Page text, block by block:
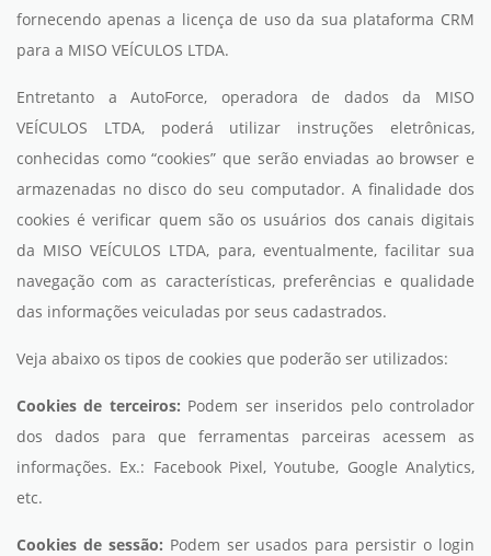
fornecendo apenas a licença de uso da sua plataforma CRM
para a MISO VEÍCULOS LTDA.
Entretanto a AutoForce, operadora de dados da MISO
VEÍCULOS LTDA, poderá utilizar instruções eletrônicas,
conhecidas como “cookies” que serão enviadas ao browser e
armazenadas no disco do seu computador. A finalidade dos
cookies é verificar quem são os usuários dos canais digitais
da MISO VEÍCULOS LTDA, para, eventualmente, facilitar sua
navegação com as características, preferências e qualidade
das informações veiculadas por seus cadastrados.
Veja abaixo os tipos de cookies que poderão ser utilizados:
Cookies de terceiros: Podem ser inseridos pelo controlador
dos dados para que ferramentas parceiras acessem as
informações. Ex.: Facebook Pixel, Youtube, Google Analytics,
etc.
Cookies de sessão: Podem ser usados para persistir o login